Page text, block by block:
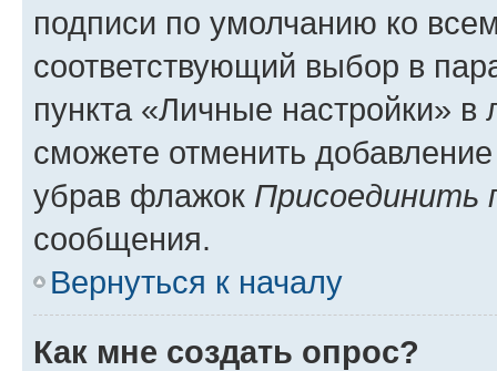
подписи по умолчанию ко
соответствующий выбор в
пункта «Личные настройки»
сможете отменить
убрав флажок Присоединить
сообщения.
Вернуться к началу
Как мне создать опрос?